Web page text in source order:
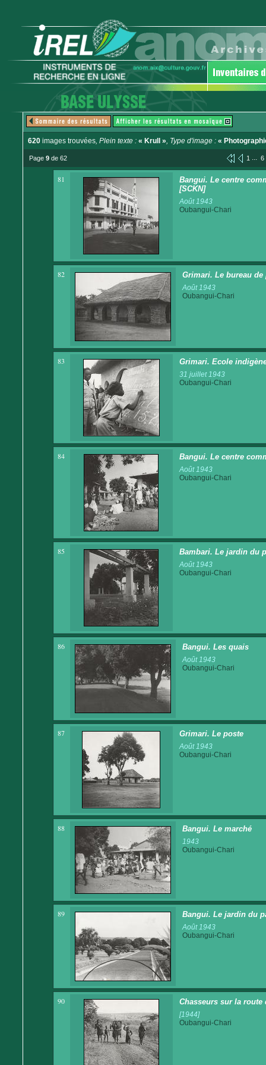
620 images trouvées, Plein texte : « Krull », Type d'image : «
Page 9 de 62 1 ... 6
81
Bangui. Le centre
[SCKN]
Août 1943
Oubangui-Chari
82 Grimari. Le bureau de
Août 1943
Oubangui-Chari
83 Grimari. Ecole
31 juillet 1943
Oubangui-Chari
84 Bangui. Le centre
Août 1943
Oubangui-Chari
85 Bambari. Le jardin du
Août 1943
Oubangui-Chari
86 Bangui. Les quais
Août 1943
Oubangui-Chari
87 Grimari. Le poste
Août 1943
Oubangui-Chari
88 Bangui. Le marché
1943
Oubangui-Chari
89 Bangui. Le jardin du
Août 1943
Oubangui-Chari
90 Chasseurs sur la route
[1944]
Oubangui-Chari